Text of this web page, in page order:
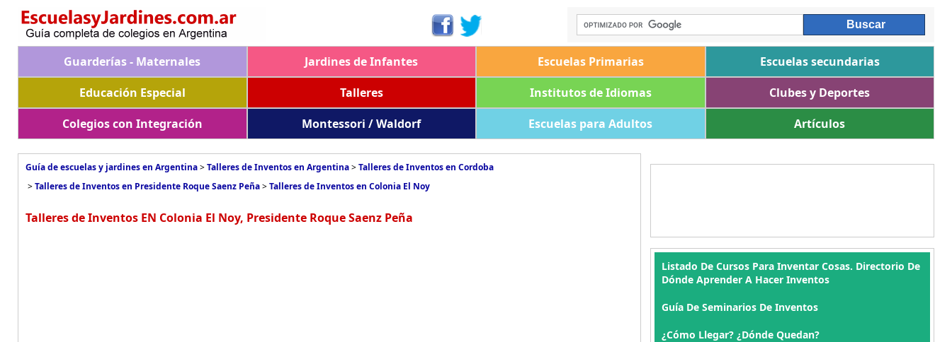
Guarderías - Maternales Jardines de Infantes Escuelas Primarias
Escuelas secundarias
Educación Especial
Talleres Institutos de Idiomas
Clubes y Deportes
Colegios con Integración
Montessori / Waldorf Escuelas para Adultos Artículos
Guía de escuelas y jardines en Argentina>Talleres de Inventos en Argentina>Talleres de Inventos en Cordoba
>Talleres de Inventos en Presidente Roque Saenz Peña>Talleres de Inventos en Colonia El Noy
Talleres de Inventos EN Colonia El Noy, Presidente Roque Saenz Peña
Listado De Cursos Para Inventar Cosas. Directorio De
Dónde Aprender A Hacer Inventos
Guía De Seminarios De Inventos
¿Cómo Llegar? ¿Dónde Quedan?